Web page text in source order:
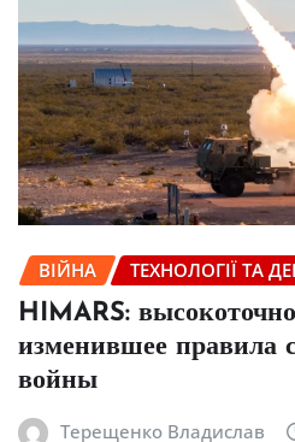
ВІЙНА ТЕХНОЛОГІЇ ТА
HIMARS:
изменившее правила
войны
Терещенко Владислав